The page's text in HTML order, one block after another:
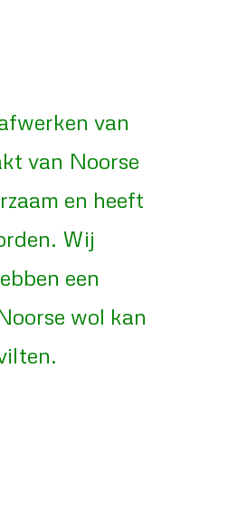
van
van Noorse
en heeft
Wij
een
wol kan